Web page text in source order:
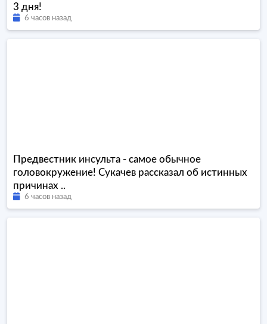
3 дня!
6 часов назад
Предвестник инсульта - самое обычное
головокружение! Сукачев рассказал об истинных
причинах ..
6 часов назад